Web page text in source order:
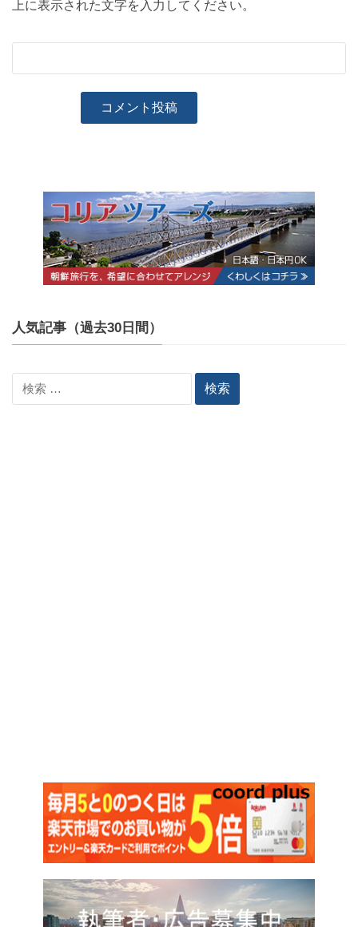
上に表示された文字を入力してください。
人気記事（過去30日間）